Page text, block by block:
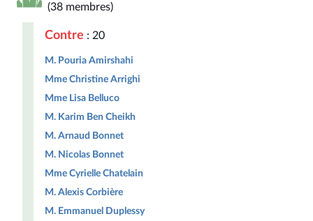
(38 membres)
Contre : 20
M. Pouria Amirshahi
Mme Christine Arrighi
Mme Lisa Belluco
M. Karim Ben Cheikh
M. Arnaud Bonnet
M. Nicolas Bonnet
Mme Cyrielle Chatelain
M. Alexis Corbière
M. Emmanuel Duplessy